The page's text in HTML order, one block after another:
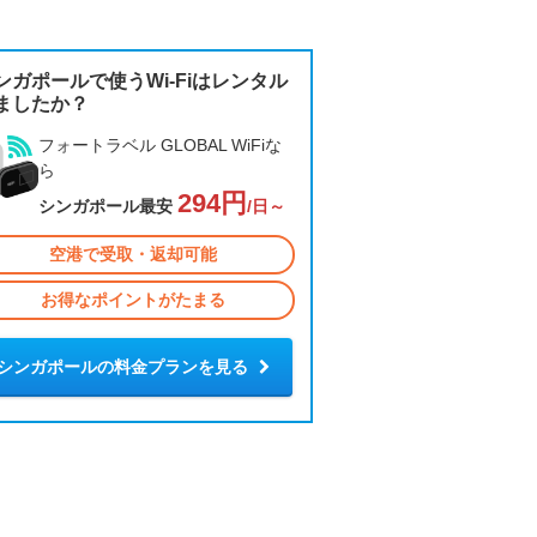
ガポールで使うWi-Fiはレンタル
したか？
フォートラベル GLOBAL WiFiな
ら
シンガポール最安 294円 /日～
空港で受取・返却可能
お得なポイントがたまる
ンガポールの料金プランを見る